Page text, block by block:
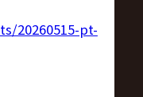
20260515-pt-